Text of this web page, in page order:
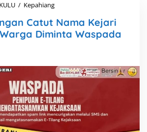
/ Kepahiang
a
r
a
d
u
n
g
a
n
Catut Nama Kejari
Diminta Waspada